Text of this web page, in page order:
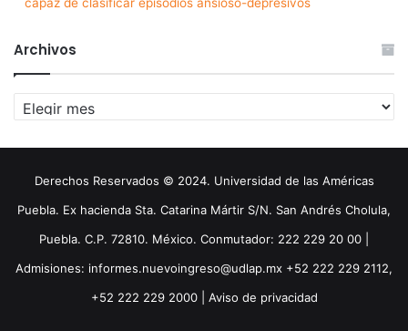
Archivos
Archivos
Derechos Reservados © 2024. Universidad de las Américas
Puebla. Ex hacienda Sta. Catarina Mártir S/N. San Andrés Cholula,
Puebla. C.P. 72810. México. Conmutador: 222 229 20 00 |
Admisiones: informes.nuevoingreso@udlap.mx +52 222 229 2112,
+52 222 229 2000 | Aviso de privacidad